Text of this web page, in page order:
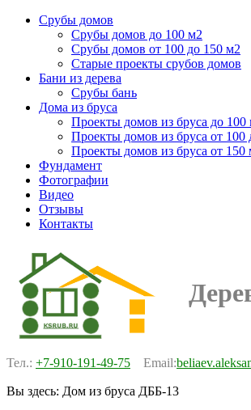
Срубы домов
Срубы домов до 100 м2
Срубы домов от 100 до 150 м2
Старые проекты срубов домов
Бани из дерева
Срубы бань
Дома из бруса
Проекты домов из бруса до 100
Проекты домов из бруса от 100
Проекты домов из бруса от 150
Фундамент
Фотографии
Видео
Отзывы
Контакты
Тел.: +7-910-191-49-75 Email:
Вы здесь: Дом из бруса ДББ-13